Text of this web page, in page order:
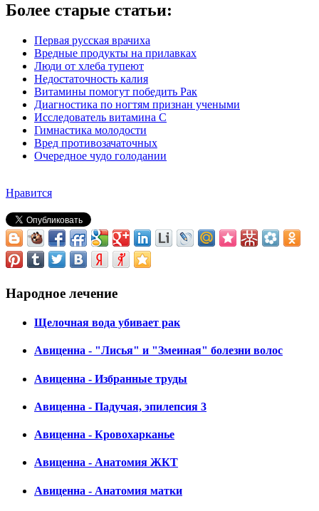
Более старые статьи:
Первая русская врачиха
Вредные продукты на прилавках
Люди от хлеба тупеют
Недостаточность калия
Витамины помогут победить Рак
Диагностика по ногтям признан учеными
Исследователь витамина С
Гимнастика молодости
Вред противозачаточных
Очередное чудо голодании
Нравится
Народное лечение
Щелочная вода убивает рак
Авиценна - "Лисья" и "Змеиная" болезни волос
Авиценна - Избранные труды
Авиценна - Падучая, эпилепсия 3
Авиценна - Кровохарканье
Авиценна - Анатомия ЖКТ
Авиценна - Анатомия матки